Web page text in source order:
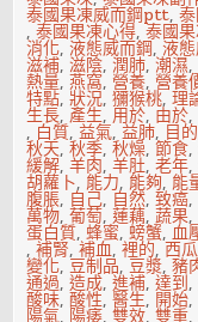
泰國果凍威而鋼ptt,
,泰國果凍心得,泰國
消化,液態威而鋼,液
滋補,滋陰,潤肺,潮濕,
熱量,燕窩,營養,營養
特點,狀況,獼猴桃,理
生長,產生, 用於, 由於,
, 白質,益氣,益肺, 目的
秋天,秋季,秋燥,節食,
緩解,羊肉,羊肚,老年,
胡蘿卜, 能力, 能夠, 能
腹脹, 自己, 自然,致癌,
萬物,葡萄,蓮藕,蔬果,
蛋白質,蜂蜜,螃蟹,血
,補腎,補血,裡的,西瓜
變化,豆制品,豆漿,豬
通過,造成,進補,達到,
酸味,酸性,醫生, 開始,
陽氣, 陽痿,雙效,雙重,